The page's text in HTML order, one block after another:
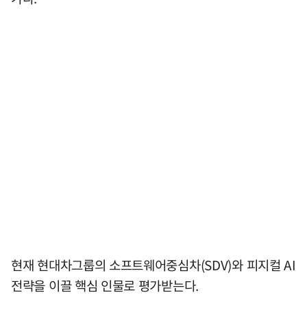
현재 현대차그룹의 소프트웨어중심차(SDV)와 피지컬 AI
전략을 이끌 핵심 인물로 평가받는다.